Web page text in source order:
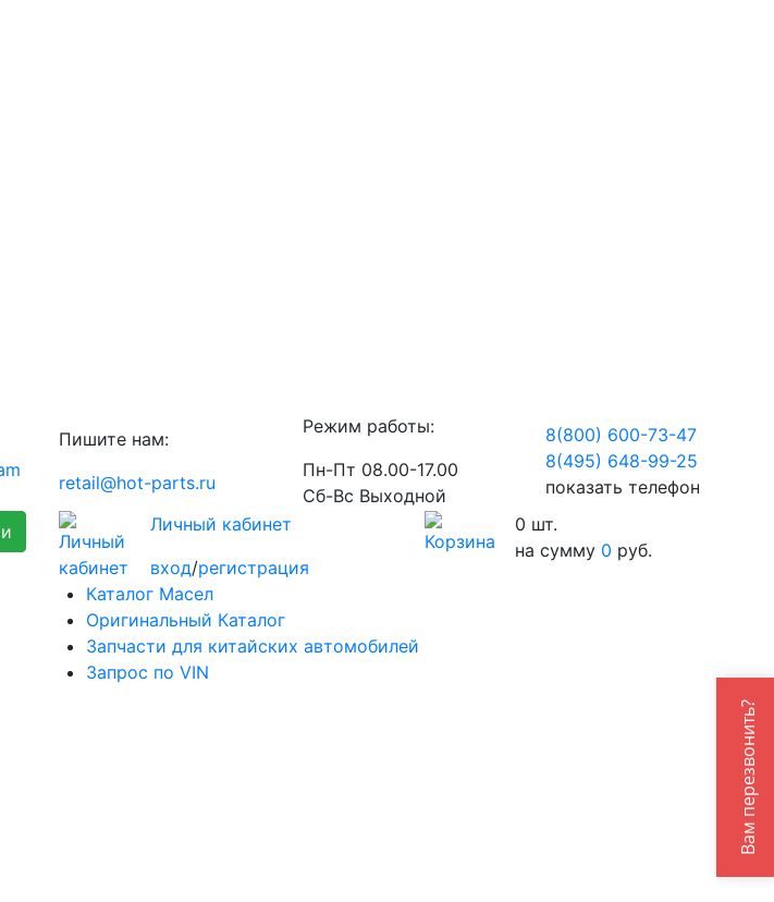
Пишите нам:
retail@hot-parts.ru
Режим работы:
Пн-Пт 08.00-17.00
Сб-Вс Выходной
8(800) 600-73-47
8(495) 648-99-25
показать телефон
Личный кабинет
вход/регистрация
0 шт.
на сумму 0 руб.
Каталог Масел
Оригинальный Каталог
Запчасти для китайских автомобилей
Запрос по VIN
Вам перезвонить?